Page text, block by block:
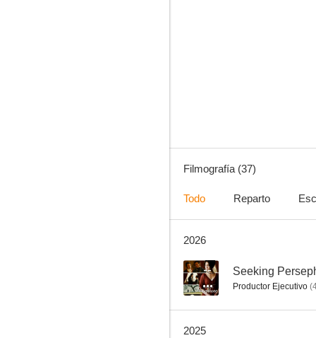
8.0
Filmografía (37)
Todo Reparto
2026
-- Seeking
Productor Ejecutivo (
2025